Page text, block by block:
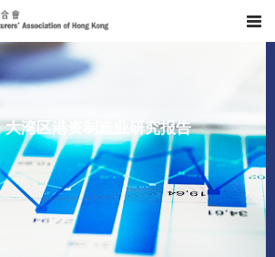
大湾区港资制造业研究报告